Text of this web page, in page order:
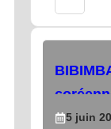
5 juin